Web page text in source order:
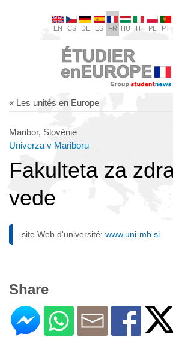
EN CS DE ES FR HU IT PL PT
« Les unités en Europe
Maribor, Slovénie
Univerza v Mariboru
Fakulteta za
vede
site Web d'université: www.uni-mb.si
Share